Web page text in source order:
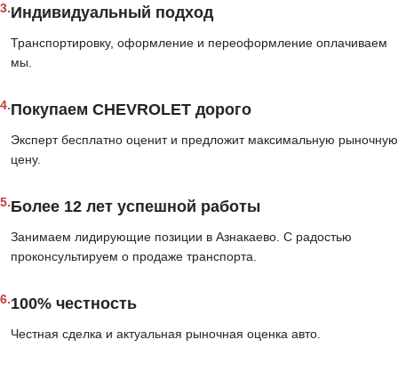
3.Индивидуальный подход
Транспортировку, оформление и переоформление оплачиваем
мы.
4.Покупаем CHEVROLET дорого
Эксперт бесплатно оценит и предложит максимальную рыночную
цену.
5.Более 12 лет успешной работы
Занимаем лидирующие позиции в Азнакаево. С радостью
проконсультируем о продаже транспорта.
6.100% честность
Честная сделка и актуальная рыночная оценка авто.